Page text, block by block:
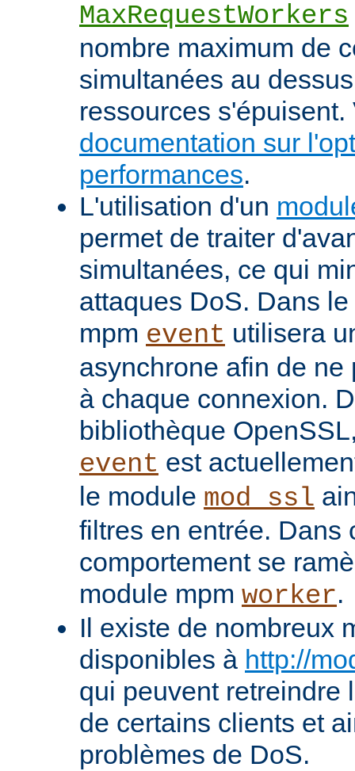
MaxRequestWorkers
nombre maximum de
simultanées au
ressources s'épuisent.
documentation sur
performances.
L'utilisation d'un
permet de traiter
simultanées, ce qui
attaques DoS. Dans
mpm event utilisera
asynchrone afin de
à chaque connexion.
bibliothèque
event est
le module mod_ssl
filtres en entrée. Dans
comportement se
module mpm worker.
Il existe de nombreux
disponibles à http://
qui peuvent retreindre
de certains clients et
problèmes de DoS.